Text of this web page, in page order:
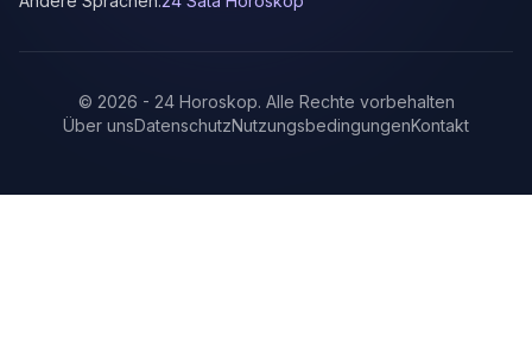
© 2026 - 24 Horoskop. Alle Rechte vorbehalten
Über unsDatenschutzNutzungsbedingungenKontakt